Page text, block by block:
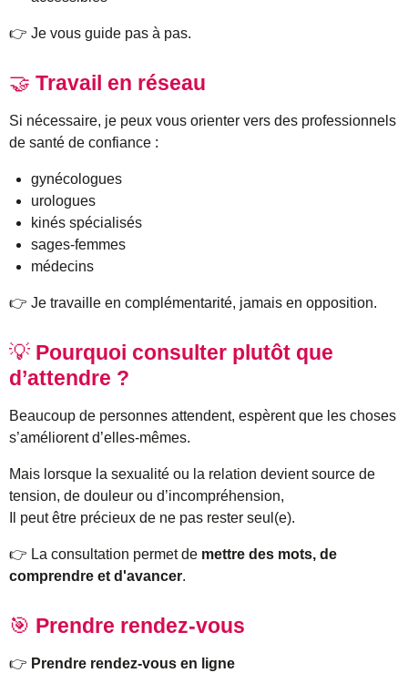
👉 Je vous guide pas à pas.
🤝 Travail en réseau
Si nécessaire, je peux vous orienter vers des professionnels
de santé de confiance :
gynécologues
urologues
kinés spécialisés
sages-femmes
médecins
👉 Je travaille en complémentarité, jamais en opposition.
💡 Pourquoi consulter plutôt que
d’attendre ?
Beaucoup de personnes attendent, espèrent que les choses
s’améliorent d’elles-mêmes.
Mais lorsque la sexualité ou la relation devient source de
tension, de douleur ou d’incompréhension,
Il peut être précieux de ne pas rester seul(e).
👉 La consultation permet de mettre des mots, de
comprendre et d'avancer.
🎯 Prendre rendez-vous
👉 Prendre rendez-vous en ligne